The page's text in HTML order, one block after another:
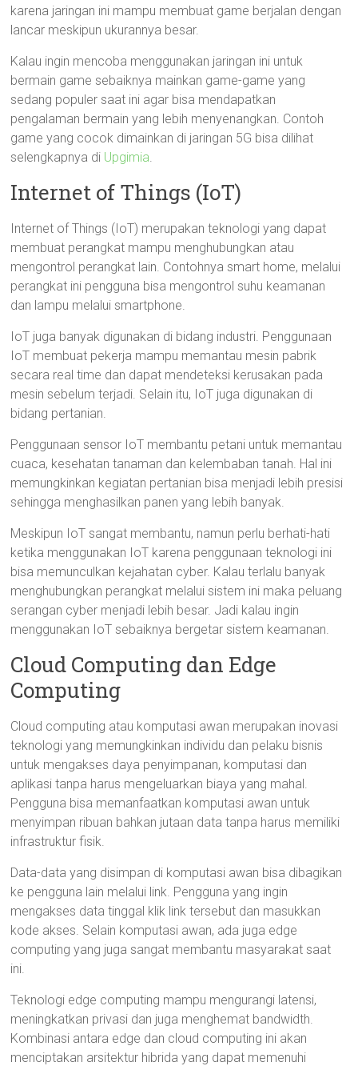
karena jaringan ini mampu membuat game berjalan dengan
lancar meskipun ukurannya besar.
Kalau ingin mencoba menggunakan jaringan ini untuk
bermain game sebaiknya mainkan game-game yang
sedang populer saat ini agar bisa mendapatkan
pengalaman bermain yang lebih menyenangkan. Contoh
game yang cocok dimainkan di jaringan 5G bisa dilihat
selengkapnya di Upgimia.
Internet of Things (IoT)
Internet of Things (IoT) merupakan teknologi yang dapat
membuat perangkat mampu menghubungkan atau
mengontrol perangkat lain. Contohnya smart home, melalui
perangkat ini pengguna bisa mengontrol suhu keamanan
dan lampu melalui smartphone.
IoT juga banyak digunakan di bidang industri. Penggunaan
IoT membuat pekerja mampu memantau mesin pabrik
secara real time dan dapat mendeteksi kerusakan pada
mesin sebelum terjadi. Selain itu, IoT juga digunakan di
bidang pertanian.
Penggunaan sensor IoT membantu petani untuk memantau
cuaca, kesehatan tanaman dan kelembaban tanah. Hal ini
memungkinkan kegiatan pertanian bisa menjadi lebih presisi
sehingga menghasilkan panen yang lebih banyak.
Meskipun IoT sangat membantu, namun perlu berhati-hati
ketika menggunakan IoT karena penggunaan teknologi ini
bisa memunculkan kejahatan cyber. Kalau terlalu banyak
menghubungkan perangkat melalui sistem ini maka peluang
serangan cyber menjadi lebih besar. Jadi kalau ingin
menggunakan IoT sebaiknya bergetar sistem keamanan.
Cloud Computing dan Edge
Computing
Cloud computing atau komputasi awan merupakan inovasi
teknologi yang memungkinkan individu dan pelaku bisnis
untuk mengakses daya penyimpanan, komputasi dan
aplikasi tanpa harus mengeluarkan biaya yang mahal.
Pengguna bisa memanfaatkan komputasi awan untuk
menyimpan ribuan bahkan jutaan data tanpa harus memiliki
infrastruktur fisik.
Data-data yang disimpan di komputasi awan bisa dibagikan
ke pengguna lain melalui link. Pengguna yang ingin
mengakses data tinggal klik link tersebut dan masukkan
kode akses. Selain komputasi awan, ada juga edge
computing yang juga sangat membantu masyarakat saat
ini.
Teknologi edge computing mampu mengurangi latensi,
meningkatkan privasi dan juga menghemat bandwidth.
Kombinasi antara edge dan cloud computing ini akan
menciptakan arsitektur hibrida yang dapat memenuhi